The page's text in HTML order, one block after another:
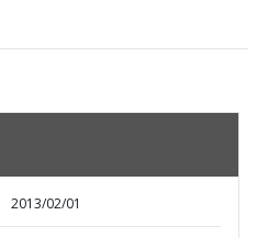
2013/02/01